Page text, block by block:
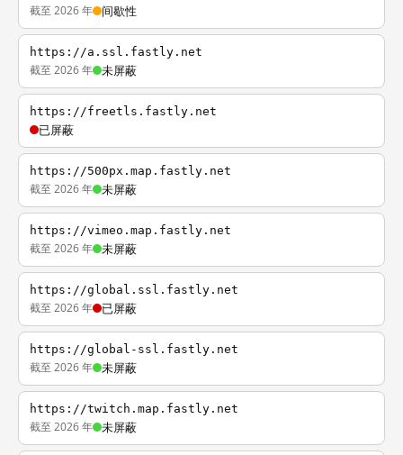
截至 2026 年 间歇性
https://a.ssl.fastly.net
截至 2026 年 未屏蔽
https://freetls.fastly.net
已屏蔽
https://500px.map.fastly.net
截至 2026 年 未屏蔽
https://vimeo.map.fastly.net
截至 2026 年 未屏蔽
https://global.ssl.fastly.net
截至 2026 年 已屏蔽
https://global-ssl.fastly.net
截至 2026 年 未屏蔽
https://twitch.map.fastly.net
截至 2026 年 未屏蔽